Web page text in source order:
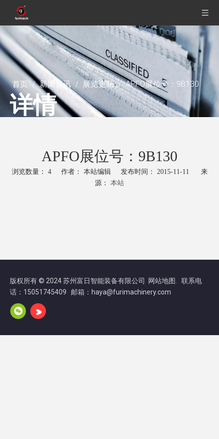
首页 / 新闻资讯 / 展览更新 / APFO展位号：9B130
详情
APFO展位号：9B130
浏览数量： 4作者： 本站编辑 发布时间： 2015-11-11 来
源： 本站
版权所有 © 2024 苏州富日智能装备有限公司 网站地图
. 联系电
话：15051745409 邮箱：haya@furimachinery.com